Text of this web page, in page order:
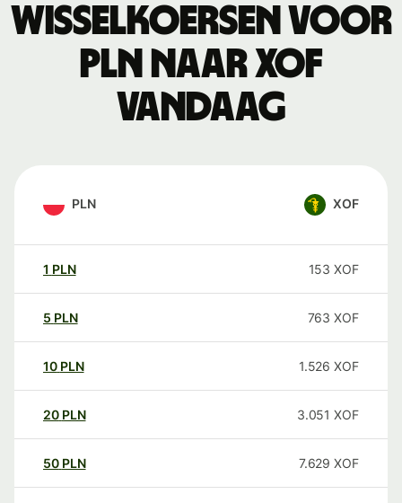
Wisselkoersen voor
PLN naar XOF
vandaag
PLN XOF
1 PLN 153 XOF
5 PLN 763 XOF
10 PLN 1.526 XOF
20 PLN 3.051 XOF
50 PLN 7.629 XOF